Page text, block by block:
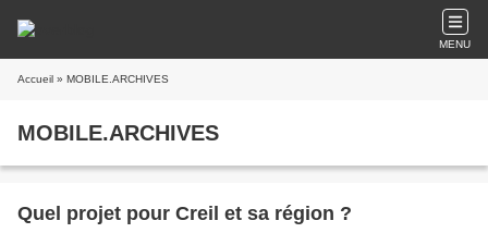
MENU
Accueil » MOBILE.ARCHIVES
MOBILE.ARCHIVES
Quel projet pour Creil et sa région ?